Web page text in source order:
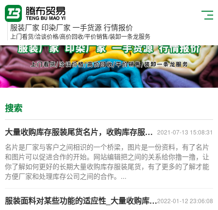
服装厂家 印染厂家 一手货源 行情报价
上门看货/洽谈价格/高价回收/平价销售/装卸一条龙服务
搜索
2021-07-13 15:08:31
大量收购库存服装尾货名片，收购库存服装尾货图片的用途
名片是厂家与客户之间相识的一个桥梁，图片是一份资料，有了名片
和图片可以促进合作的开始。网站编辑把之间的关系给你撸一撸，让
你了解如何更好的长期大量收购库存服装尾货，有了更多的了解才能
方便厂家和处理库存公司之间的合作。...
2022-01-12 23:06:08
服装面料对某些功能的适应性_大量收购库存服装尾货公司